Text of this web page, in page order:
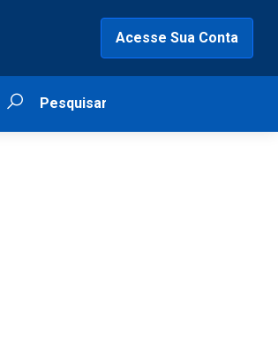
Acesse Sua Conta